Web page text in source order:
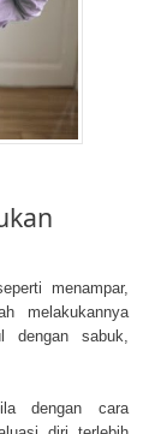
menampar,
melakukannya
dengan sabuk,
dengan cara